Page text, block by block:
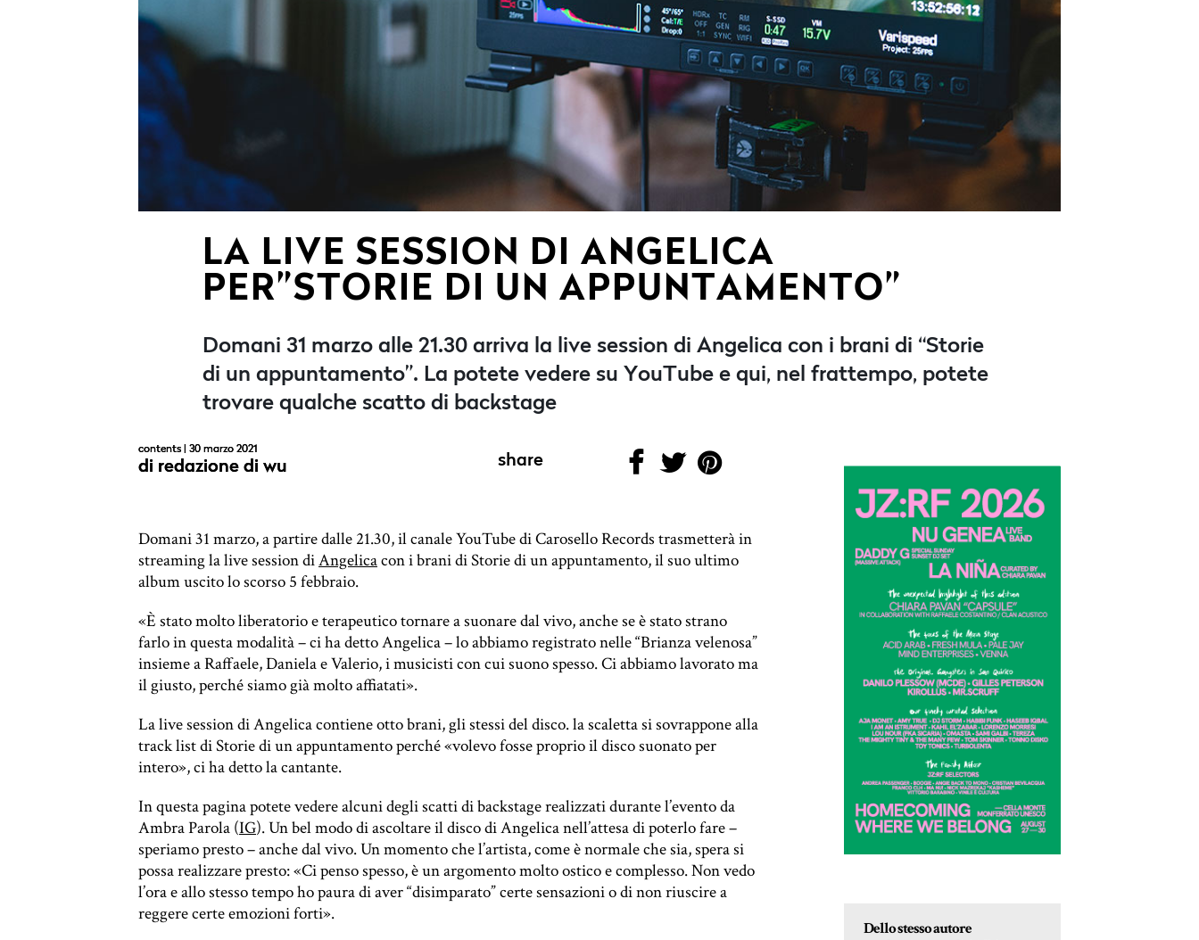
LA LIVE SESSION DI ANGELICA
PER”STORIE DI UN APPUNTAMENTO”
Domani 31 marzo alle 21.30 arriva la live session di Angelica con i brani di “Storie
di un appuntamento”. La potete vedere su YouTube e qui, nel frattempo, potete
trovare qualche scatto di backstage
contents | 30 marzo 2021
di redazione di wu share
Domani 31 marzo, a partire dalle 21.30, il canale YouTube di Carosello Records trasmetterà in
streaming la live session diAngelicacon i brani di Storie di un appuntamento, il suo ultimo
album uscito lo scorso 5 febbraio.
«È stato molto liberatorio e terapeutico tornare a suonare dal vivo, anche se è stato strano
farlo in questa modalità – ci ha detto Angelica – lo abbiamo registrato nelle “Brianza velenosa”
insieme a Raffaele, Daniela e Valerio, i musicisti con cui suono spesso. Ci abbiamo lavorato ma
il giusto, perché siamo già molto affiatati».
La live session di Angelica contiene otto brani, gli stessi del disco. la scaletta si sovrappone alla
track list di Storie di un appuntamento perché «volevo fosse proprio il disco suonato per
intero», ci ha detto la cantante.
In questa pagina potete vedere alcuni degli scatti di backstage realizzati durante l’evento da
Ambra Parola (IG). Un bel modo di ascoltare il disco di Angelica nell’attesa di poterlo fare –
speriamo presto – anche dal vivo. Un momento che l’artista, come è normale che sia, spera si
possa realizzare presto: «Ci penso spesso, è un argomento molto ostico e complesso. Non vedo
l’ora e allo stesso tempo ho paura di aver “disimparato” certe sensazioni o di non riuscire a
reggere certe emozioni forti».
Dello stesso autore